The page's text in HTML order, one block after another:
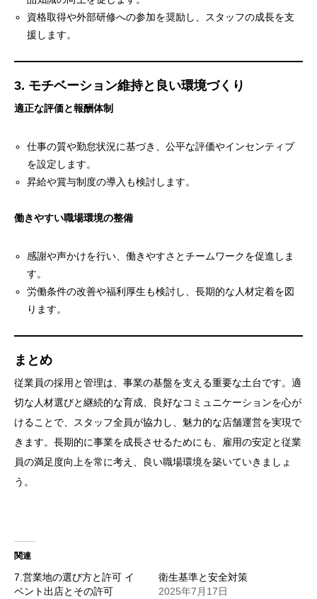
資格取得や外部研修への参加を奨励し、スタッフの成長を支
援します。
3. モチベーション維持と良い環境づくり
適正な評価と報酬体制
仕事の質や勤怠状況に基づき、公平な評価やインセンティブ
を設定します。
昇給や賞与制度の導入も検討します。
働きやすい職場環境の整備
感謝や声かけを行い、働きやすさとチームワークを促進しま
す。
労働条件の改善や福利厚生も検討し、長期的な人材定着を図
ります。
まとめ
従業員の採用と管理は、事業の基盤を支える重要な土台です。適
切な人材選びと継続的な育成、良好なコミュニケーションを心が
けることで、スタッフ全員が協力し、魅力的な店舗運営を実現で
きます。長期的に事業を成長させるためにも、雇用の安定と従業
員の満足度向上を常に考え、良い職場環境を築いていきましょ
う。
関連
7.営業地の選び方と許可 イ
ベント出店とその許可
衛生基準と安全対策
2025年7月17日